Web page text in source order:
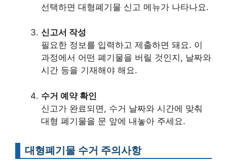
선택하면 대형폐기물 신고 메뉴가 나타나요.
신고서 작성
필요한 정보를 입력하고 제출하면 돼요. 이
과정에서 어떤 폐기물을 버릴 것인지, 날짜와
시간 등을 기재해야 해요.
수거 예약 확인
신고가 완료되면, 수거 날짜와 시간에 맞춰
대형 폐기물을 문 앞에 내놓아 주세요.
대형폐기물 수거 주의사항